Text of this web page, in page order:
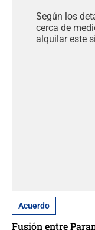
Según los
cerca de
alquilar este
Acuerdo
Fusión entre